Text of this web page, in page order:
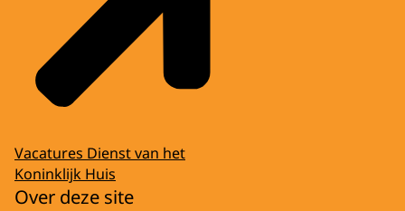
Vacatures Dienst van het
Koninklijk Huis
Over deze site